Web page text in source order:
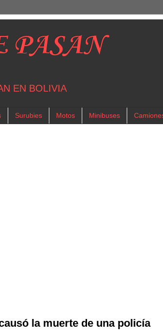
PASAN
EN BOLIVIA
Surubies Motos Minibuses
la muerte de una policía